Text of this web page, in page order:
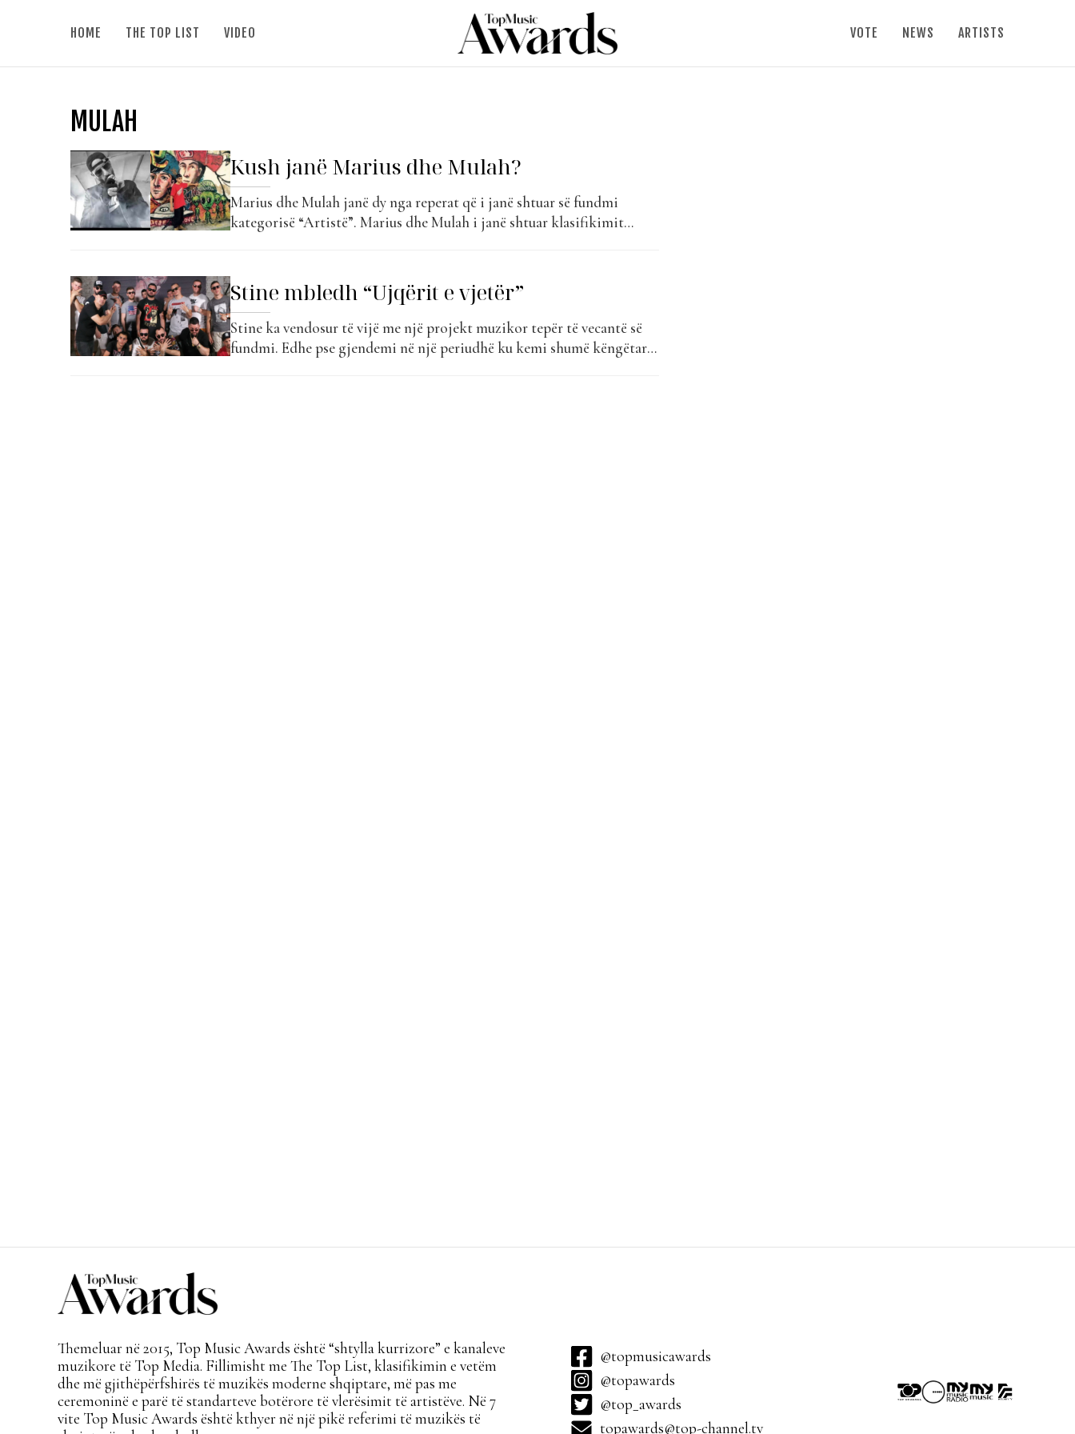
HOME THE TOP LIST VIDEO VOTE NEWS ARTISTS
MULAH
Kush janë Marius dhe Mulah?
Marius dhe Mulah janë dy nga reperat që i janë shtuar së fundmi
kategorisë “Artistë”. Marius dhe Mulah i janë shtuar klasifikimit
e tij si muzikant e ka nisur...
Stine mbledh “Ujqërit e vjetër”
Stine ka vendosur të vijë me një projekt muzikor tepër të vecantë së
fundmi. Edhe pse gjendemi në një periudhë ku kemi shumë këngëtarë
Themeluar në 2015, Top Music Awards është “shtylla kurrizore” e kanaleve
muzikore të Top Media. Fillimisht me The Top List, klasifikimin e vetëm
dhe më gjithëpërfshirës të muzikës moderne shqiptare, më pas me
ceremoninë e parë të standarteve botërore të vlerësimit të artistëve. Në 7
vite Top Music Awards është kthyer në një pikë referimi të muzikës të
@topmusicawards
@topawards
@top_awards
topawards@top-channel.tv